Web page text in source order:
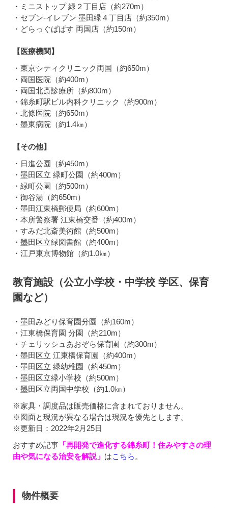
・ミニストップ 緑２丁目店（約270m）
・セブン-イレブン 墨田緑４丁目店（約350m）
・どらっぐぱぱす 両国店（約150m）
【医療機関】
・東京シティクリニック両国（約650m）
・両国医院（約400m）
・両国北斎診療所（約800m）
・錦糸町駅ビル内科クリニック（約900m）
・北條医院（約650m）
・墨東病院（約1.4㎞）
【その他】
・日進公園（約450m）
・墨田区立 緑町公園（約400m）
・緑町公園（約500m）
・御谷湯（約650m）
・墨田江東橋郵便局（約600m）
・本所警察署 江東橋交番（約400m）
・すみだ北斎美術館（約500m）
・墨田区立緑図書館（約400m）
・江戸東京博物館（約1.0㎞）
教育施設（公立小学校・中学校 学区、保育
園など）
・墨田みどり保育園分園（約160m）
・江東橋保育園 分園（約210m）
・チェリッシュあおぞら保育園（約300m）
・墨田区立 江東橋保育園（約400m）
・墨田区立 緑幼稚園（約450m）
・墨田区立緑小学校（約500m）
・墨田区立両国中学校（約1.0㎞）
※家具・調度品は販売価格に含まれておりません。
※図面と現況が異なる場合は現況を優先とします。
※更新日：2022年2月25日
おすすめ記事 「再開発で進化する錦糸町！住みやすさの理
由や気になる治安を解説」 はこちら 。
物件概要